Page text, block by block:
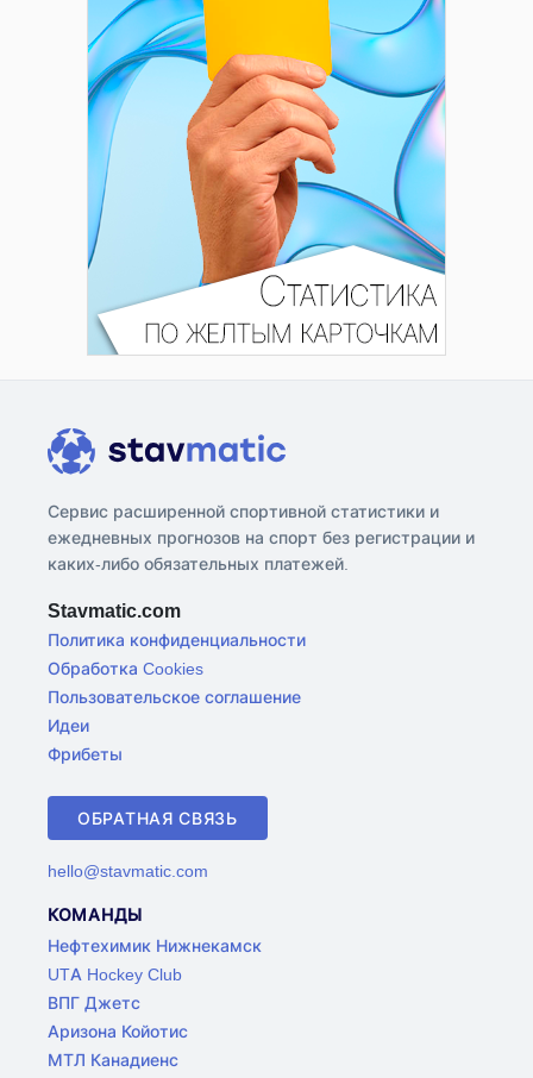
Сервис расширенной спортивной статистики и
ежедневных прогнозов на спорт без регистрации и
каких-либо обязательных платежей.
Stavmatic.com
Политика конфиденциальности
Обработка Cookies
Пользовательское соглашение
Идеи
Фрибеты
ОБРАТНАЯ СВЯЗЬ
hello@stavmatic.com
КОМАНДЫ
Нефтехимик Нижнекамск
UTA Hockey Club
ВПГ Джетс
Аризона Койотис
МТЛ Канадиенс